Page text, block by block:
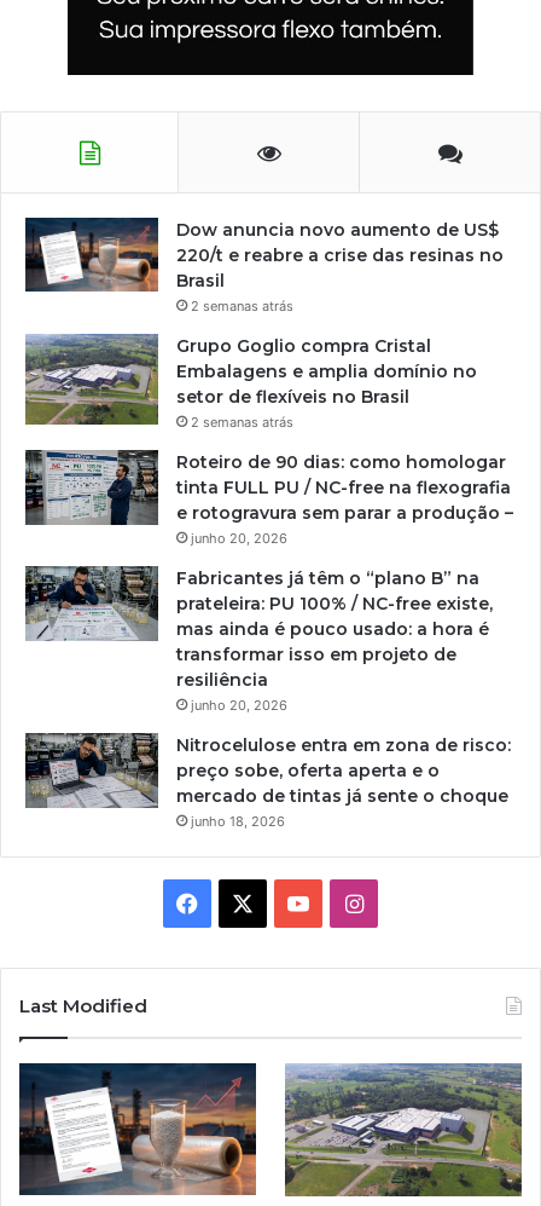
Dow anuncia novo aumento de US$
220/t e reabre a crise das resinas no
Brasil
2 semanas atrás
Grupo Goglio compra Cristal
Embalagens e amplia domínio no
setor de flexíveis no Brasil
2 semanas atrás
Roteiro de 90 dias: como homologar
tinta FULL PU / NC-free na flexografia
e rotogravura sem parar a produção –
junho 20, 2026
Fabricantes já têm o “plano B” na
prateleira: PU 100% / NC-free existe,
mas ainda é pouco usado: a hora é
transformar isso em projeto de
resiliência
junho 20, 2026
Nitrocelulose entra em zona de risco:
preço sobe, oferta aperta e o
mercado de tintas já sente o choque
junho 18, 2026
Facebook YouTubeInstagram
Last Modified